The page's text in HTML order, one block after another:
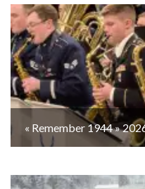
« Remember 1944 »